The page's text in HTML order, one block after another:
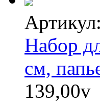
Набор
см,
139,00v